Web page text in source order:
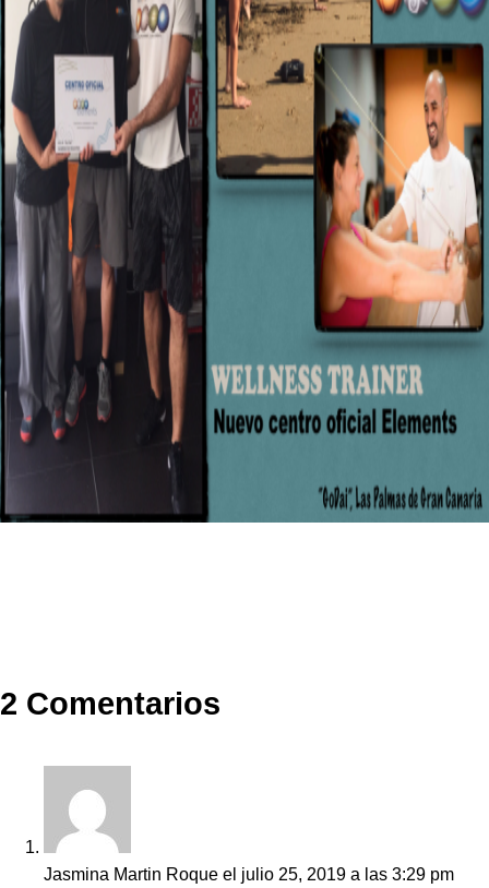
2 Comentarios
Jasmina Martin Roque el julio 25, 2019 a las 3:29 pm